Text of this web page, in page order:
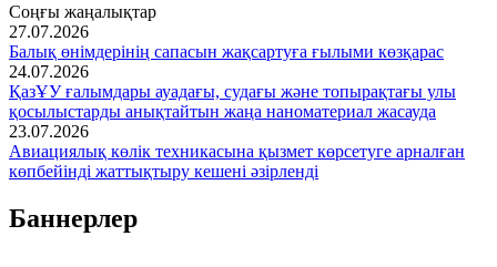
Соңғы жаңалықтар
27.07.2026
Балық өнімдерінің сапасын жақсартуға ғылыми көзқарас
24.07.2026
ҚазҰУ ғалымдары ауадағы, судағы және топырақтағы улы
қосылыстарды анықтайтын жаңа наноматериал жасауда
23.07.2026
Авиациялық көлік техникасына қызмет көрсетуге арналған
көпбейінді жаттықтыру кешені әзірленді
Баннерлер